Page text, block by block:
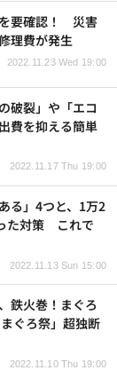
2022.11.23 Wed 19:00
を要確認！ 災害
理費が発生
2022.11.17 Thu 19:00
破裂」や「エコ
費を抑える簡単
2022.11.13 Sun 15:00
る」4つと、1万2
た対策 これで
2022.11.10 Thu 19:00
鉄火巻！まぐろ
ぐろ祭」超独断